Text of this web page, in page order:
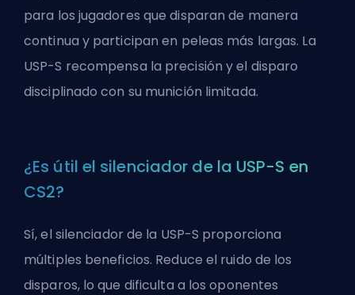
para los jugadores que disparan de manera
continua y participan en peleas más largas. La
USP-S recompensa la precisión y el disparo
disciplinado con su munición limitada.
¿Es útil el silenciador de la USP-S en
CS2?
Sí, el silenciador de la USP-S proporciona
múltiples beneficios. Reduce el ruido de los
disparos, lo que dificulta a los oponentes